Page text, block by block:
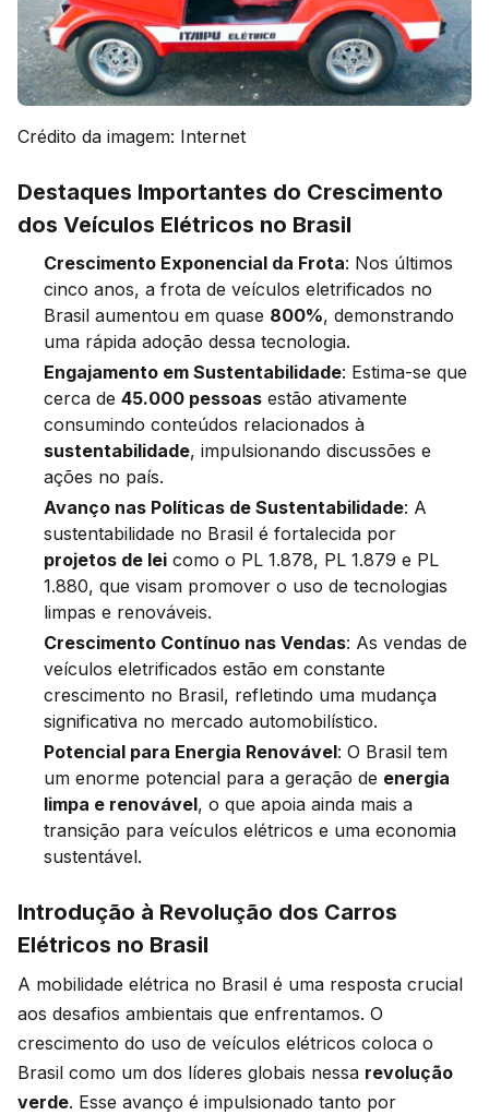
Crédito da imagem: Internet
Destaques Importantes do Crescimento
dos Veículos Elétricos no Brasil
Crescimento Exponencial da Frota: Nos últimos
cinco anos, a frota de veículos eletrificados no
Brasil aumentou em quase 800%, demonstrando
uma rápida adoção dessa tecnologia.
Engajamento em Sustentabilidade: Estima-se que
cerca de 45.000 pessoas estão ativamente
consumindo conteúdos relacionados à
sustentabilidade, impulsionando discussões e
ações no país.
Avanço nas Políticas de Sustentabilidade: A
sustentabilidade no Brasil é fortalecida por
projetos de lei como o PL 1.878, PL 1.879 e PL
1.880, que visam promover o uso de tecnologias
limpas e renováveis.
Crescimento Contínuo nas Vendas: As vendas de
veículos eletrificados estão em constante
crescimento no Brasil, refletindo uma mudança
significativa no mercado automobilístico.
Potencial para Energia Renovável: O Brasil tem
um enorme potencial para a geração de energia
limpa e renovável, o que apoia ainda mais a
transição para veículos elétricos e uma economia
sustentável.
Introdução à Revolução dos Carros
Elétricos no Brasil
A mobilidade elétrica no Brasil é uma resposta crucial
aos desafios ambientais que enfrentamos. O
crescimento do uso de veículos elétricos coloca o
Brasil como um dos líderes globais nessa revolução
verde. Esse avanço é impulsionado tanto por